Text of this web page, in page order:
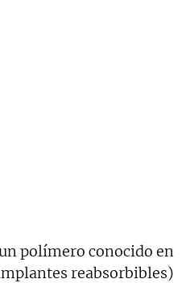
polímero conocido en
reabsorbibles)